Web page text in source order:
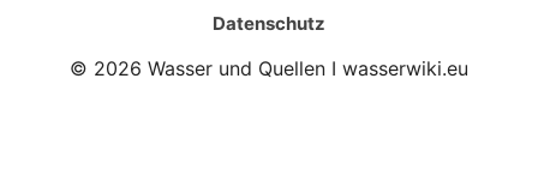
Datenschutz
© 2026 Wasser und Quellen I wasserwiki.eu